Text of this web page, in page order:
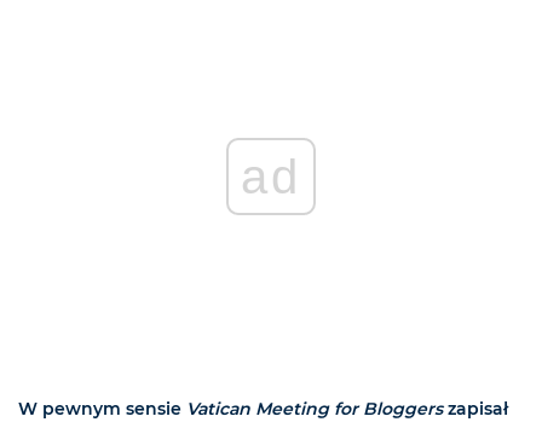
ad
W pewnym sensie Vatican Meeting for Bloggerszapisał